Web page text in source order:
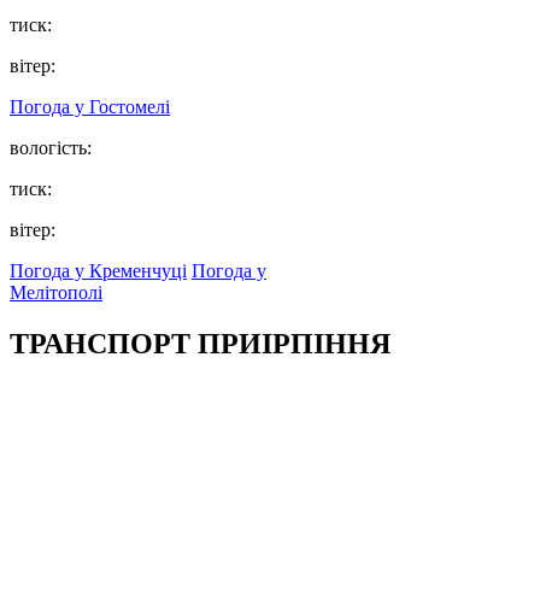
тиск:
вітер:
Погода у Гостомелі
вологість:
тиск:
вітер:
Погода у Кременчуці Погода у
Мелітополі
ТРАНСПОРТ ПРИІРПІННЯ